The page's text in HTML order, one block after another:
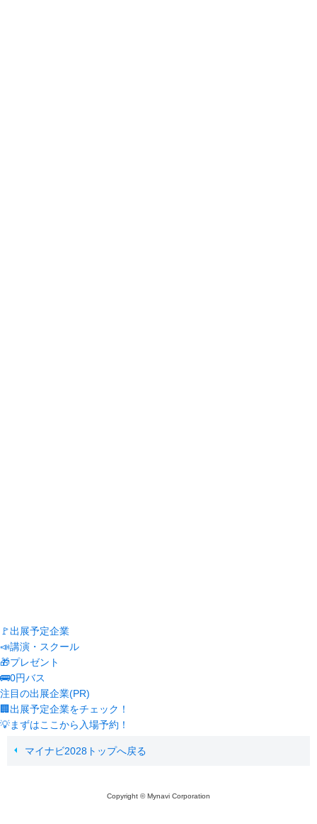
🚩出展予定企業
📣講演・スクール
🎁プレゼント
🚌0円バス
注目の出展企業(PR)
🏢出展予定企業をチェック！
💡まずはここから入場予約！
マイナビ2028トップへ戻る
Copyright © Mynavi Corporation